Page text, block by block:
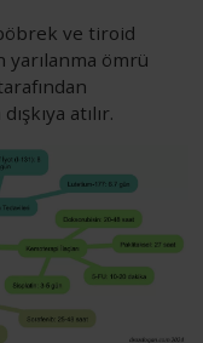
ve tiroid
yarılanma ömrü
atılır.